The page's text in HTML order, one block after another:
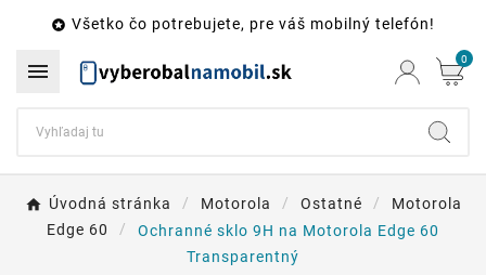
 Všetko čo potrebujete, pre váš mobilný telefón!
 0
Úvodná stránka Motorola Ostatné
Motorola
Edge 60
Ochranné sklo 9H na Motorola Edge 60
Transparentný